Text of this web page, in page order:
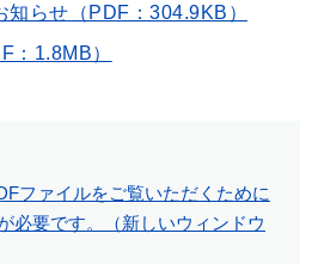
知らせ（PDF：304.9KB）
：1.8MB）
ファイルをご覧いただくために
必要です。（新しいウィンドウ